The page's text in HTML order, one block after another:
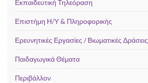
Εκπαιδευτική Τηλεόραση
Επιστήμη Η/Υ & Πληροφορικής
Ερευνητικές Εργασίες / Βιωματικές Δράσεις
Παιδαγωγικά Θέματα
Περιβάλλον